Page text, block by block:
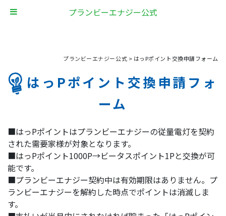
プランビーエナジー公式 > はっPポイント交換申請フォーム
はっPポイント交換申請フォ
ーム
■はっPポイントはプランビーエナジーの従量電灯を契約
された需要家様が対象となります。
■はっPポイント1000P→ビータスポイント1Pと交換が可
能です。
■プランビーエナジー契約中は有効期限はありません。プ
ランビーエナジーを解約した時点でポイントは消滅しま
す。
プランビーエナジー公式